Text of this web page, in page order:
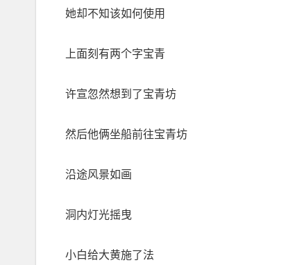
她却不知该如何使用
上面刻有两个字宝青
许宣忽然想到了宝青坊
然后他俩坐船前往宝青坊
沿途风景如画
洞内灯光摇曳
小白给大黄施了法